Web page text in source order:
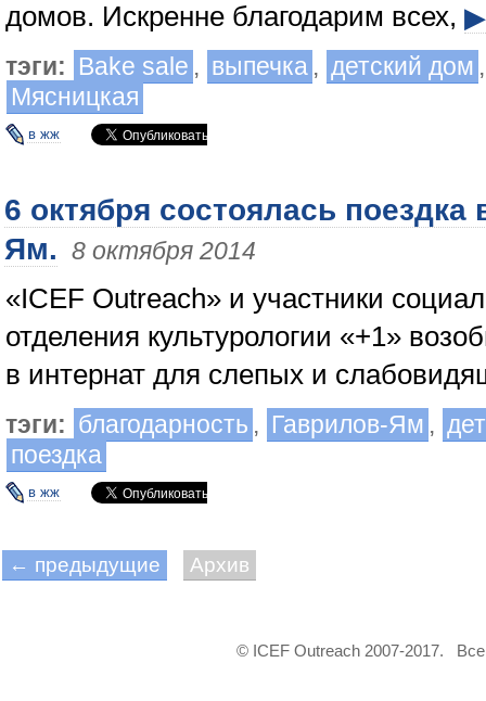
домов. Искренне благодарим всех, ▶
тэги: Bake sale , выпечка , детский дом
Мясницкая
в жж
6 октября состоялась поездка
Ям. 8 октября 2014
«ICEF Outreach» и участники
отделения культурологии «+1»
в интернат для слепых и
тэги: благодарность , Гаврилов-Ям ,
поездка
в жж
← предыдущие Архив
© ICEF Outreach 2007-2017.